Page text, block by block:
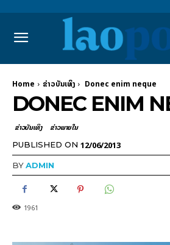
Home ​ຂ່າວບັນເທິງ Donec enim neque
DONEC ENIM
​ຂ່າວບັນເທິງ ຂ່າວພາຍ​ໃນ
PUBLISHED ON 12/06/2013
BYADMIN
1961